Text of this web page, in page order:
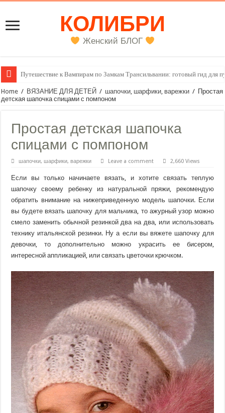
КОЛИБРИ
Женский БЛОГ
Женский внутренний голос
Home / ВЯЗАНИЕ ДЛЯ ДЕТЕЙ / шапочки, шарфики, варежки / Простая
детская шапочка спицами с помпоном
Простая детская шапочка
спицами с помпоном
шапочки, шарфики, варежки Leave a comment 2,660 Views
Если вы только начинаете вязать, и хотите связать теплую
шапочку своему ребенку из натуральной пряжи, рекомендую
обратить внимание на нижеприведенную модель шапочки. Если
вы будете вязать шапочку для мальчика, то ажурный узор можно
смело заменить обычной резинкой два на два, или использовать
технику итальянской резинки. Ну а если вы вяжете шапочку для
девочки, то дополнительно можно украсить ее бисером,
интересной аппликацией, или связать цветочки крючком.